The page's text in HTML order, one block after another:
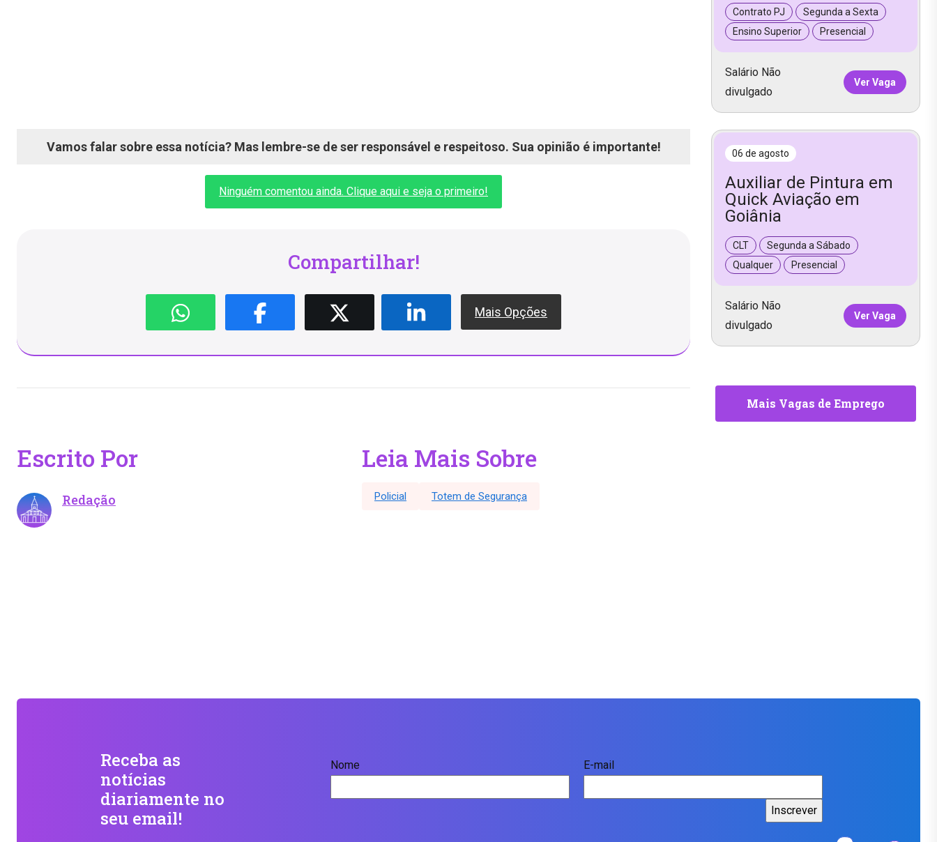
Vamos falar sobre essa notícia? Mas lembre-se de ser responsável e respeitoso. Sua opinião é importante!
Ninguém comentou ainda. Clique aqui e seja o primeiro!
Compartilhar!
Mais Opções
Escrito Por
Redação
Leia Mais Sobre
Policial Totem de Segurança
Contrato PJ
Segunda a Sexta
Ensino Superior
Presencial
Salário Não
divulgado
Ver Vaga
06 de agosto
Auxiliar de Pintura em
Quick Aviação em
Goiânia
CLT
Segunda a Sábado
Qualquer
Presencial
Salário Não
divulgado
Ver Vaga
Mais Vagas de Emprego
Receba as
notícias
diariamente no
seu email!
Nome E-mail